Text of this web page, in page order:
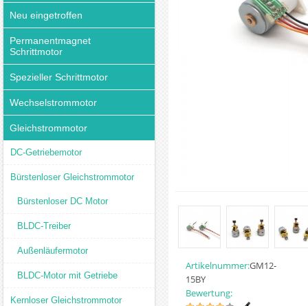
Neu eingetroffen
Permanentmagnet
Schrittmotor
Spezieller Schrittmotor
Wechselstrommotor
Gleichstrommotor
DC-Getriebemotor
Bürstenloser Gleichstrommotor
Bürstenloser DC Motor
BLDC-Treiber
Außenläufermotor
BLDC-Motor mit Getriebe
Kernloser Gleichstrommotor
Artikelnummer:GM12-
15BY
Bewertung: